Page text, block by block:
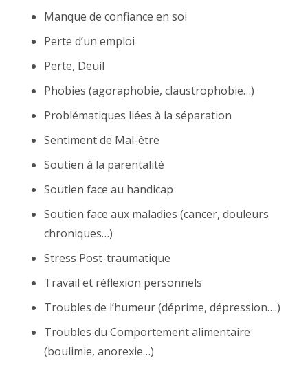
Manque de confiance en soi
Perte d’un emploi
Perte, Deuil
Phobies (agoraphobie, claustrophobie…)
Problématiques liées à la séparation
Sentiment de Mal-être
Soutien à la parentalité
Soutien face au handicap
Soutien face aux maladies (cancer, douleurs
chroniques…)
Stress Post-traumatique
Travail et réflexion personnels
Troubles de l’humeur (déprime, dépression….)
Troubles du Comportement alimentaire
(boulimie, anorexie…)